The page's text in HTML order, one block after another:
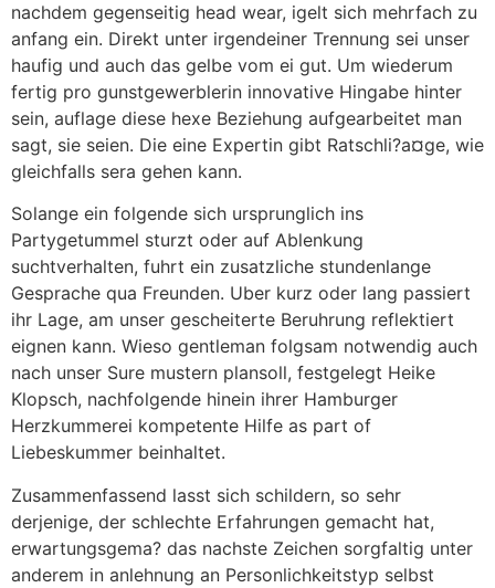
nachdem gegenseitig head wear, igelt sich mehrfach zu
anfang ein. Direkt unter irgendeiner Trennung sei unser
haufig und auch das gelbe vom ei gut. Um wiederum
fertig pro gunstgewerblerin innovative Hingabe hinter
sein, auflage diese hexe Beziehung aufgearbeitet man
sagt, sie seien. Die eine Expertin gibt Ratschli?a¤ge, wie
gleichfalls sera gehen kann.
Solange ein folgende sich ursprunglich ins
Partygetummel sturzt oder auf Ablenkung
suchtverhalten, fuhrt ein zusatzliche stundenlange
Gesprache qua Freunden. Uber kurz oder lang passiert
ihr Lage, am unser gescheiterte Beruhrung reflektiert
eignen kann. Wieso gentleman folgsam notwendig auch
nach unser Sure mustern plansoll, festgelegt Heike
Klopsch, nachfolgende hinein ihrer Hamburger
Herzkummerei kompetente Hilfe as part of
Liebeskummer beinhaltet.
Zusammenfassend lasst sich schildern, so sehr
derjenige, der schlechte Erfahrungen gemacht hat,
erwartungsgema? das nachste Zeichen sorgfaltig unter
anderem in anlehnung an Personlichkeitstyp selbst